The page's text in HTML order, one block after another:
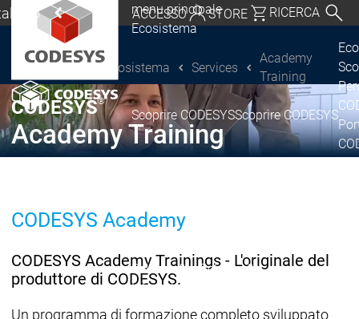
| Deutsch
USA | English
Italia | Italiano
ACCESSO STORE RICERCA
menu principale
Ecosistema
Scoprire CODESYSScoprire CODESYS
Release &
Lifecycle
Release &
CODESYS Group
Ecosistema Services
Academy
Training
CODESYS®
Academy Training
CODESYS Academy
CODESYS Academy Trainings - L'originale del
produttore di CODESYS.
Un programma di formazione completo sviluppato